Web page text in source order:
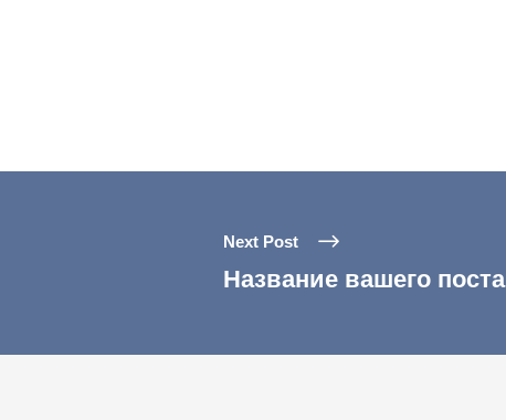
Next Post
Название вашего поста